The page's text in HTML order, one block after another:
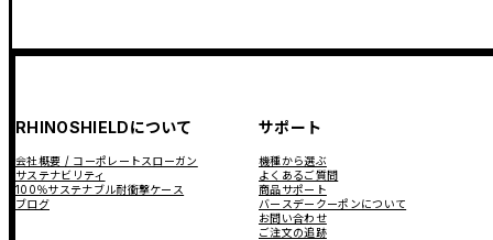
RHINOSHIELDについて
会社概要 / コーポレートスローガン
サステナビリティ
100％サステナブル耐衝撃ケース
ブログ
サポート
機種から選ぶ
よくあるご質問
商品サポート
バースデークーポンについて
お問い合わせ
ご注文の追跡